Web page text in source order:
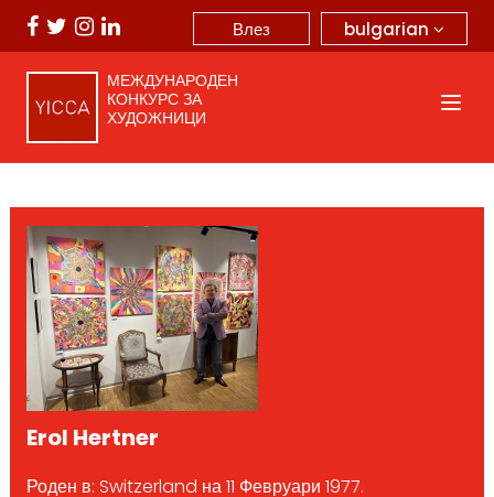
bulgarian
Влез
МЕЖДУНАРОДЕН
КОНКУРС ЗА
ХУДОЖНИЦИ
Erol Hertner
Роден в: Switzerland на 11 Февруари 1977.